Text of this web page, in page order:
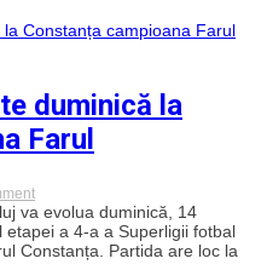
campioane
nicio
înfrângere
și
cu
de
speriat!
duminică la
Farul
on
Olimpia
Cluj
întâlnește
duminică
va evolua duminică, 14
a 4-a a Superligii fotbal
Constanța. Partida are loc la